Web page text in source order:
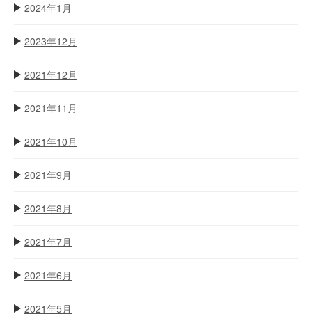
2024年1月
2023年12月
2021年12月
2021年11月
2021年10月
2021年9月
2021年8月
2021年7月
2021年6月
2021年5月